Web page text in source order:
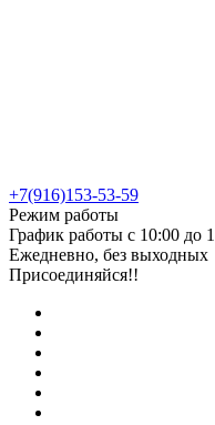
+7(916)153-53-59
Режим работы
График работы с 10:00 до
Ежедневно, без выходных
Присоединяйся!!